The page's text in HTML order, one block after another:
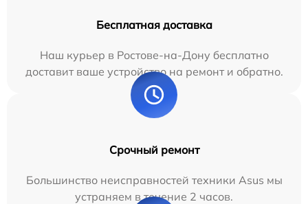
Бесплатная доставка
Наш курьер в Ростове-на-Дону бесплатно
доставит ваше устройство на ремонт и обратно.
Срочный ремонт
Большинство неисправностей техники Asus мы
устраняем в течение 2 часов.